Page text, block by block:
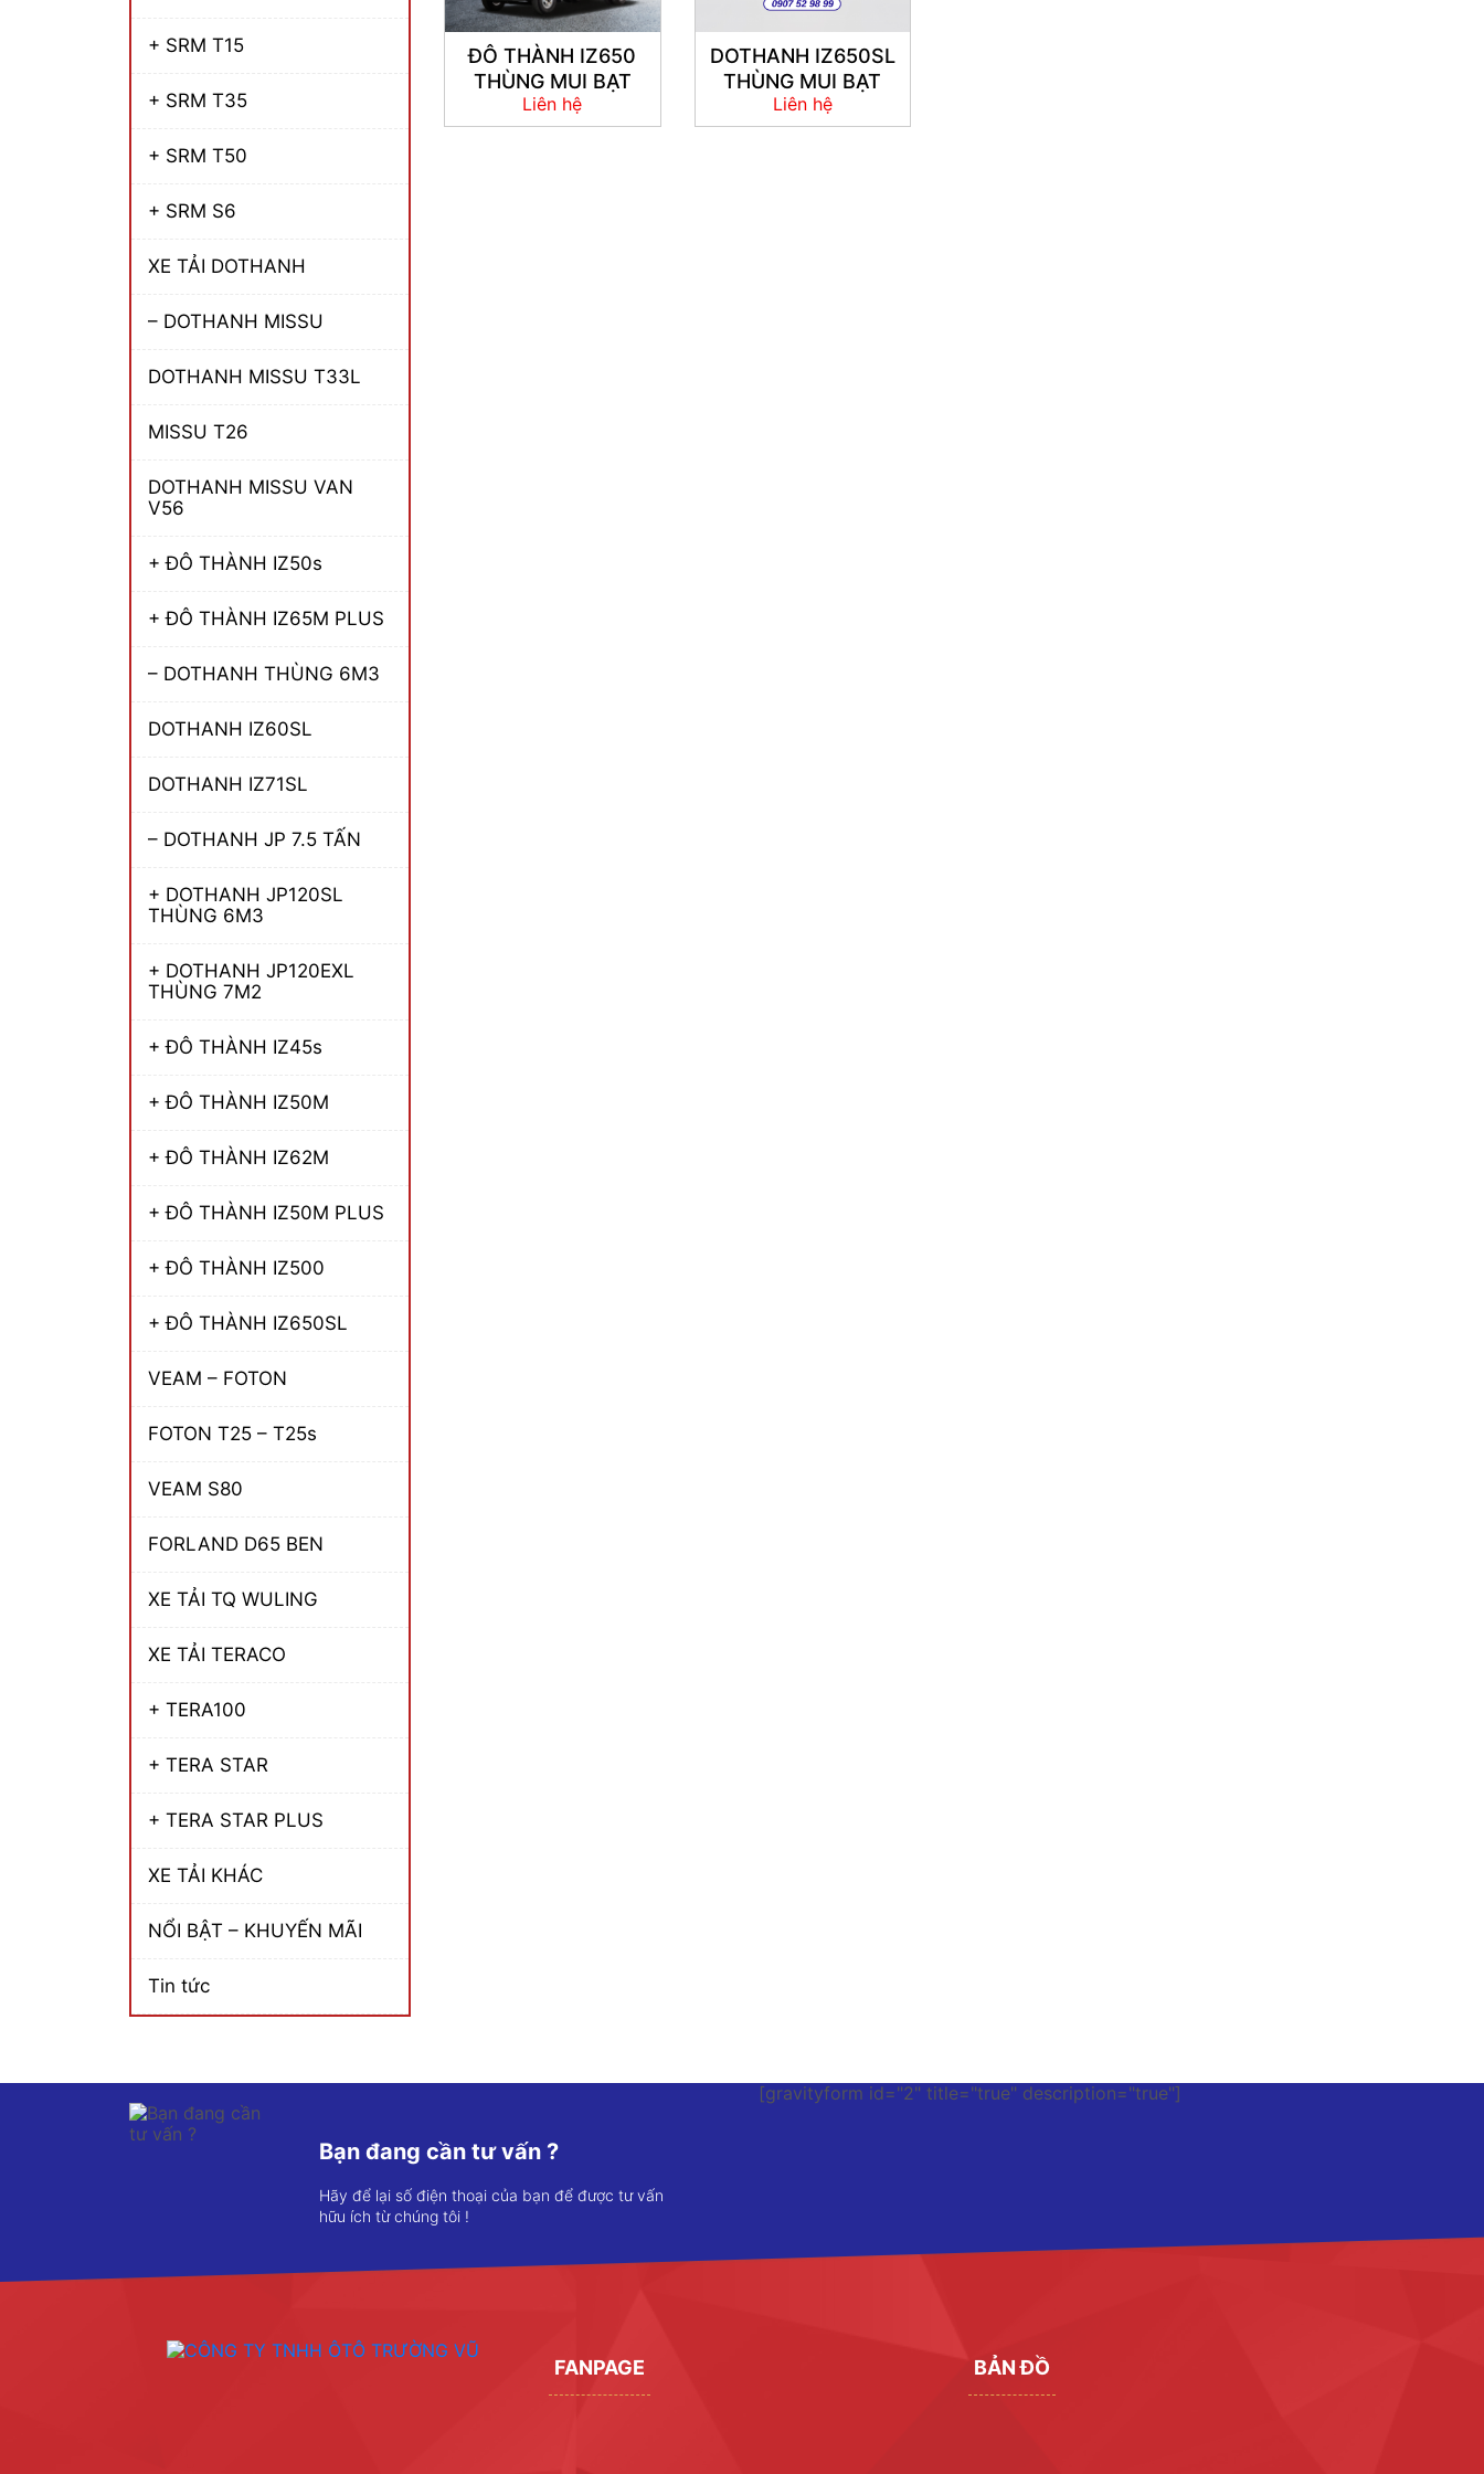
+ SRM T15
+ SRM T35
+ SRM T50
+ SRM S6
XE TẢI DOTHANH
– DOTHANH MISSU
DOTHANH MISSU T33L
MISSU T26
DOTHANH MISSU VAN
V56
+ ĐÔ THÀNH IZ50s
+ ĐÔ THÀNH IZ65M PLUS
– DOTHANH THÙNG 6M3
DOTHANH IZ60SL
DOTHANH IZ71SL
– DOTHANH JP 7.5 TẤN
+ DOTHANH JP120SL
THÙNG 6M3
+ DOTHANH JP120EXL
THÙNG 7M2
+ ĐÔ THÀNH IZ45s
+ ĐÔ THÀNH IZ50M
+ ĐÔ THÀNH IZ62M
+ ĐÔ THÀNH IZ50M PLUS
+ ĐÔ THÀNH IZ500
+ ĐÔ THÀNH IZ650SL
VEAM – FOTON
FOTON T25 – T25s
VEAM S80
FORLAND D65 BEN
XE TẢI TQ WULING
XE TẢI TERACO
+ TERA100
+ TERA STAR
+ TERA STAR PLUS
XE TẢI KHÁC
NỔI BẬT – KHUYẾN MÃI
Tin tức
ĐÔ THÀNH IZ650
THÙNG MUI BẠT
Liên hệ
DOTHANH IZ650SL
THÙNG MUI BẠT
Liên hệ
Bạn đang cần tư vấn ?
Hãy để lại số điện thoại của bạn để được tư vấn
hữu ích từ chúng tôi !
[gravityform id="2" title="true" description="true"]
FANPAGE BẢN ĐỒ